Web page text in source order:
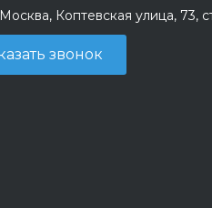
Москва, Коптевская улица, 73,
звонок